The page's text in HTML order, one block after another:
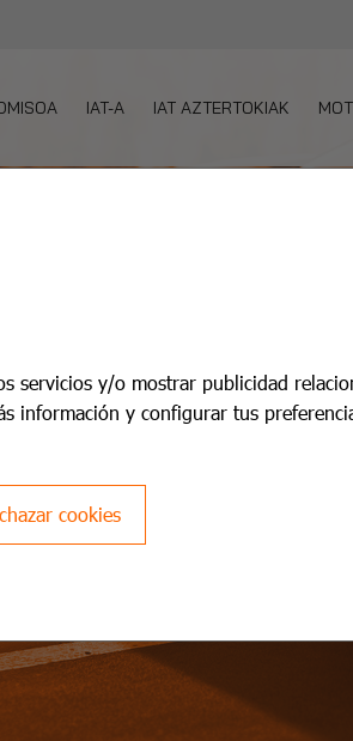
IAT-A IAT AZTERTOKIAK
servicios y/o mostrar publicidad
información y configurar tus
cookies